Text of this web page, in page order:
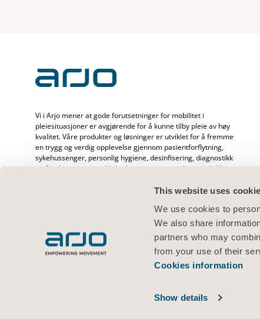
This website uses
We use cookies to
We also share
partners who may
from your use of their
Cookies information
Show details
Vi i Arjo mener at gode forutsetninger for mobilitet i
pleiesituasjoner er avgjørende for å kunne tilby pleie av høy
kvalitet. Våre produkter og løsninger er utviklet for å fremme
en trygg og verdig opplevelse gjennom pasientforflytning,
sykehussenger, personlig hygiene, desinfisering, diagnostikk
og forebygging av trykkskader og venøs tromboemboli. Vi
erfaring med pasientpleie og helsepersonell, og er opptatt
Personvernerklæring Nettstedserklæring